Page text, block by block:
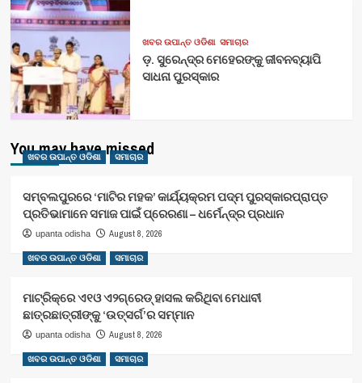
ଖବର ଉପାନ୍ତ ଓଡିଶା ସମାଚାର
ଡ଼. ସୁରେନ୍ଦ୍ର ମେହେରଙ୍କୁ ଜୀବନବ୍ୟାପି
ସାଧନା ପୁରସ୍କାର
You may have missed
ଖବର ଉପାନ୍ତ ଓଡିଶା ସମାଚାର
ସମ୍ବଲପୁରରେ ‘ମାଟିର ମହକ’ କାର୍ଯ୍ୟକ୍ରମ ପଦ୍ମ ପୁରସ୍କାରପ୍ରାପ୍ତ
ପ୍ରତିଭାମାନେ ସମାଜ ପାଇଁ ପ୍ରେରଣା – ଧର୍ମେନ୍ଦ୍ର ପ୍ରଧାନ
upanta odisha August 8, 2026
ଖବର ଉପାନ୍ତ ଓଡିଶା ସମାଚାର
ମାଟ୍ରିକ୍‌ରେ ଏ୧ଓ ଏ୨ଗ୍ରେଡ୍‌ ହାସଲ କରିଥିବା ମେଧାବୀ
ଛାତ୍ରଛାତ୍ରୀଙ୍କୁ ‘ଉତ୍ସର୍ଗ’ର ସମ୍ମାନ
upanta odisha August 8, 2026
ଖବର ଉପାନ୍ତ ଓଡିଶା ସମାଚାର